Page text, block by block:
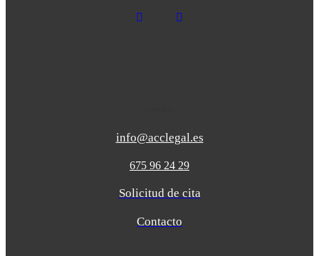
info@acclegal.es
675 96 24 29
Solicitud de cita
Contacto